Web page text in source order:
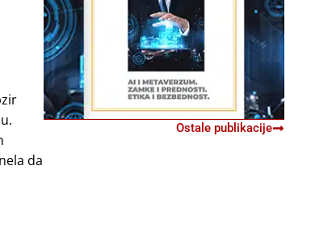
da
Ostale publikacije